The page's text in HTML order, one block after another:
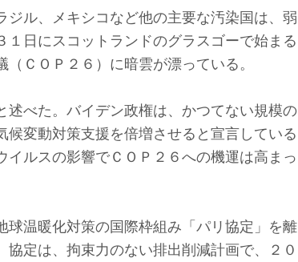
ル、メキシコなど他の主要な汚染国は、弱
１日にスコットランドのグラスゴーで始まる
ＣＯＰ２６）に暗雲が漂っている。
べた。バイデン政権は、かつてない規模の
変動対策支援を倍増させると宣言している
ルスの影響でＣＯＰ２６への機運は高まっ
温暖化対策の国際枠組み「パリ協定」を離
定は、拘束力のない排出削減計画で、２０